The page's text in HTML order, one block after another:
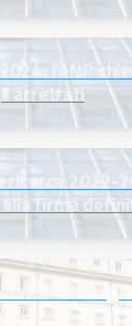
l’ANP
arretrati
ricerca 2022-
alla firma
un